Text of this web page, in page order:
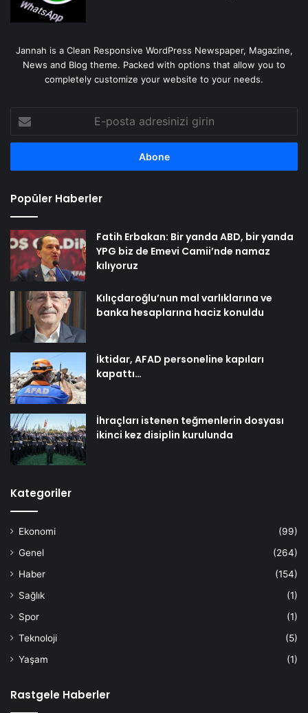
Jannah is a Clean Responsive WordPress Newspaper, Magazine,
News and Blog theme. Packed with options that allow you to
completely customize your website to your needs.
posta
adresinizi
Popüler Haberler
Fatih Erbakan: Bir yanda ABD, bir yanda
YPG biz de Emevi Camii’nde namaz
kılıyoruz
Kılıçdaroğlu’nun mal varlıklarına ve
banka hesaplarına haciz konuldu
İktidar, AFAD personeline kapıları
kapattı…
İhraçları istenen teğmenlerin dosyası
ikinci kez disiplin kurulunda
Kategoriler
Ekonomi
(99)
Genel
(264)
Haber
(154)
Sağlık
(1)
Spor
(1)
Teknoloji
(5)
Yaşam
(1)
Rastgele Haberler